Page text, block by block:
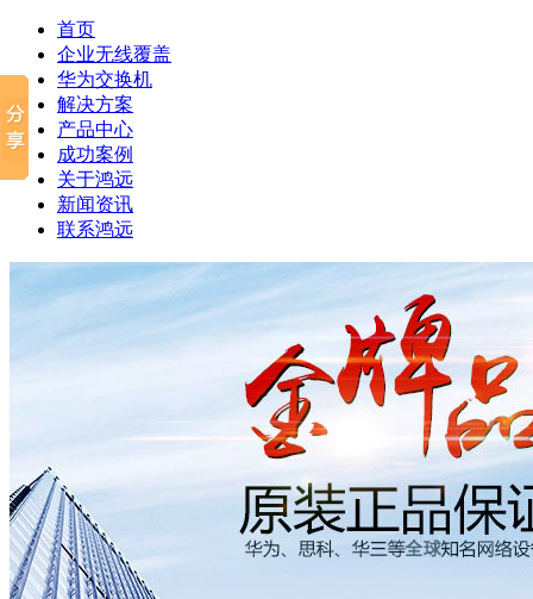
首页
企业无线覆盖
华为交换机
解决方案
产品中心
成功案例
关于鸿远
新闻资讯
联系鸿远